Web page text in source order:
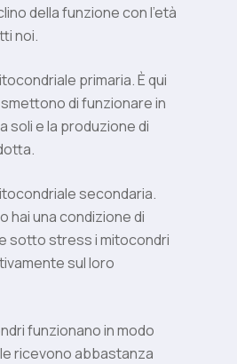
della funzione con l’età
noi.
primaria. È qui
di funzionare in
soli e la produzione di
secondaria.
hai una condizione di
sotto stress i mitocondri
sul loro
funzionano in modo
ricevono abbastanza